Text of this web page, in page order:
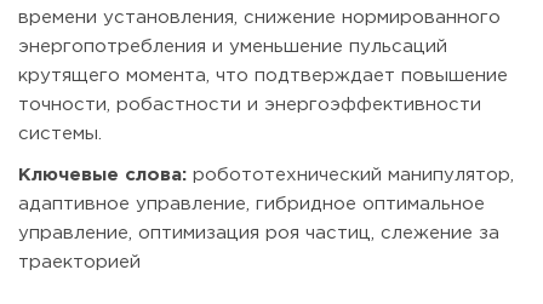
времени установления, снижение нормированного
энергопотребления и уменьшение пульсаций
крутящего момента, что подтверждает повышение
точности, робастности и энергоэффективности
системы.
Ключевые слова: робототехнический манипулятор,
адаптивное управление, гибридное оптимальное
управление, оптимизация роя частиц, слежение за
траекторией